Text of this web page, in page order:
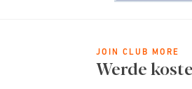
JOIN CLUB MORE
Werde